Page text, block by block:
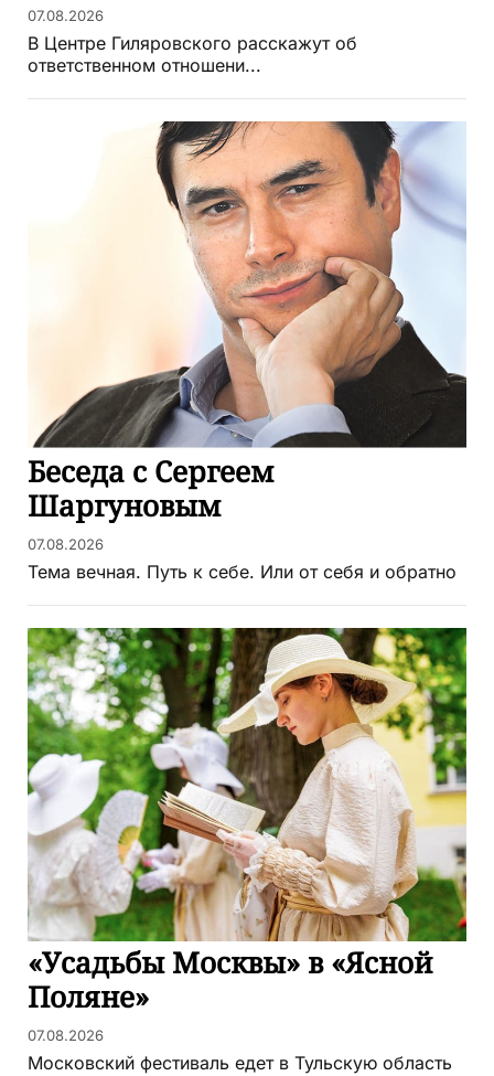
07.08.2026
В Центре Гиляровского расскажут об
ответственном отношени...
Беседа с Сергеем
Шаргуновым
07.08.2026
Тема вечная. Путь к себе. Или от себя и обратно
«Усадьбы Москвы» в «Ясной
Поляне»
07.08.2026
Московский фестиваль едет в Тульскую область